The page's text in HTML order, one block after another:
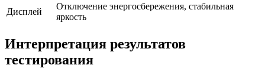
Дисплей
Отключение энергосбережения, стабильная
яркость
Интерпретация результатов
тестирования